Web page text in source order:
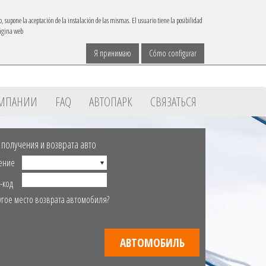
la aceptación de la instalación de las mismas. El usuario tiene la posibilidad
web
Cómo configurar
Я принимаю
FAQ АВТОПАРК СВЯЗАТЬСЯ
и возврата авто
место возврата автомобиля?
АВТОМОБИЛЬ